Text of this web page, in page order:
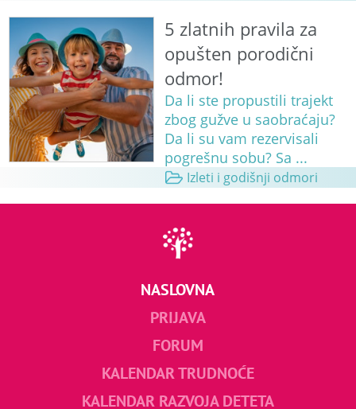
5 zlatnih pravila za
opušten porodični
odmor!
Da li ste propustili trajekt
zbog gužve u saobraćaju?
Da li su vam rezervisali
pogrešnu sobu? Sa ...
Izleti i godišnji odmori
NASLOVNA
PRIJAVA
FORUM
KALENDAR TRUDNOĆE
KALENDAR RAZVOJA DETETA